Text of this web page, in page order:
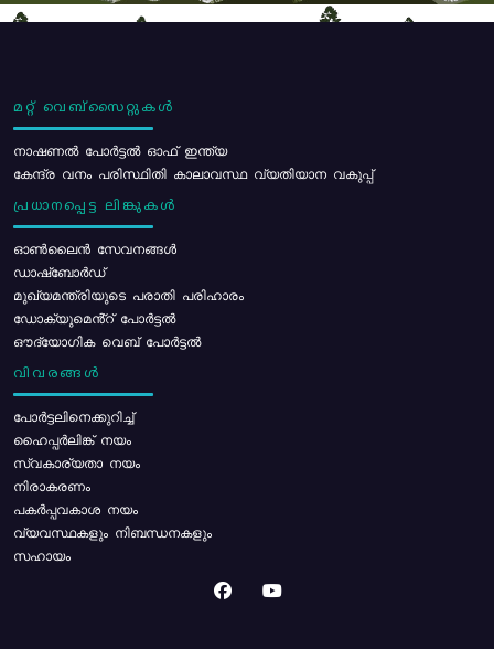
മറ്റ് വെബ്സൈറ്റുകൾ
നാഷണൽ പോർട്ടൽ ഓഫ് ഇന്ത്യ
കേന്ദ്ര വനം പരിസ്ഥിതി കാലാവസ്ഥ വ്യതിയാന വകുപ്പ്
പ്രധാനപ്പെട്ട ലിങ്കുകൾ
ഓൺലൈൻ സേവനങ്ങൾ
ഡാഷ്ബോർഡ്
മുഖ്യമന്ത്രിയുടെ പരാതി പരിഹാരം
ഡോക്യുമെൻ്റ് പോർട്ടൽ
ഔദ്യോഗിക വെബ് പോർട്ടൽ
വിവരങ്ങൾ
പോര്‍ട്ടലിനെക്കുറിച്ച്
ഹൈപ്പർലിങ്ക് നയം
സ്വകാര്യതാ നയം
നിരാകരണം
പകർപ്പവകാശ നയം
വ്യവസ്ഥകളും നിബന്ധനകളും
സഹായം